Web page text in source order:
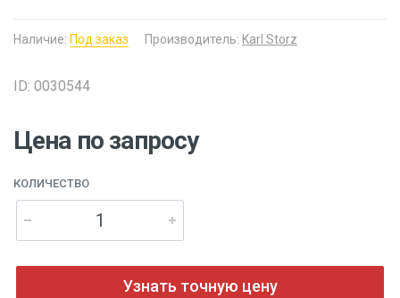
Наличие: Под заказ Производитель: Karl Storz
ID: 0030544
Цена по запросу
КОЛИЧЕСТВО
Узнать точную цену